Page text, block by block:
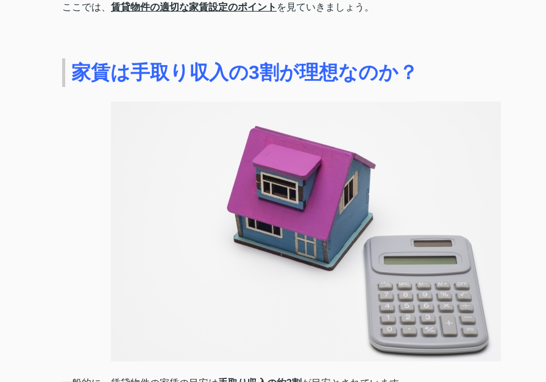
ここでは、 賃貸物件の適切な家賃設定のポイント を見ていきましょう。
家賃は手取り収入の3割が理想なのか？